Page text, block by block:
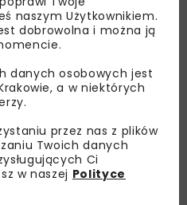
W postępowaniu swoją
Pojazdów Szynowych
się kolejny etap
i ocena ofert pod
opisanych w
Po zakończeniu procesu
stwierdzenia ważności ofert
2-5 zamówienia zostanie
wagonów różnego
naszym Użytkownikiem.
dobrowolna i można ją
danych osobowych jest
a w niektórych
przez nas z plików
Twoich danych
Ci
w naszej Polityce